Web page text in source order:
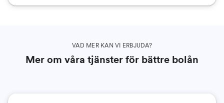
VAD MER KAN VI ERBJUDA?
Mer om våra tjänster för bättre bolån